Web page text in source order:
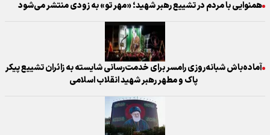
همنوایی با مردم در تشییع رهبر شهید؛ «مهر تو» به زودی منتشر می‌شود
آماده‌باش شبانه‌روزی رامسر برای خدمت‌رسانی شایسته به زائران تشییع پیکر
پاک و مطهر رهبر شهید انقلاب اسلامی